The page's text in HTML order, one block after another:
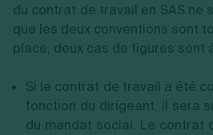
du contrat de travail en SAS ne
que les deux conventions sont
place, deux cas de figures sont
Si le contrat de travail a été
fonction du dirigeant, il sera
du mandat social. Le contrat